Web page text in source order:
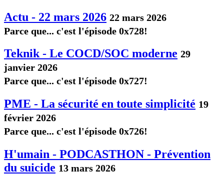
Actu - 22 mars 2026 22 mars 2026
Parce que... c'est l'épisode 0x728!
Teknik - Le COCD/SOC moderne 29
janvier 2026
Parce que... c'est l'épisode 0x727!
PME - La sécurité en toute simplicité 19
février 2026
Parce que... c'est l'épisode 0x726!
H'umain - PODCASTHON - Prévention
du suicide 13 mars 2026